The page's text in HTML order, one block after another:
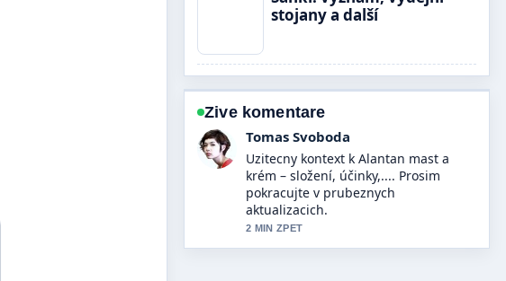
stojany a další
Zive komentare
Petra Novotna
Pokryti tematu Chytré hodinky v Irsku:
Kde koupit a... pusobi solidne a
snadno se sleduje.
4 MIN ZPET